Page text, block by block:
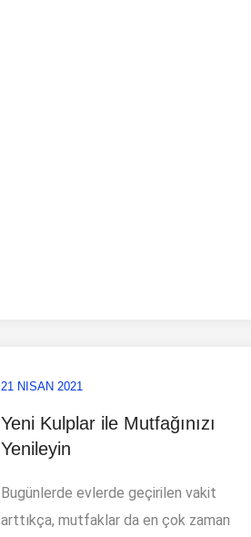
21 NISAN 2021
Yeni Kulplar ile Mutfağınızı
Yenileyin
Bugünlerde evlerde geçirilen vakit
arttıkça, mutfaklar da en çok zaman